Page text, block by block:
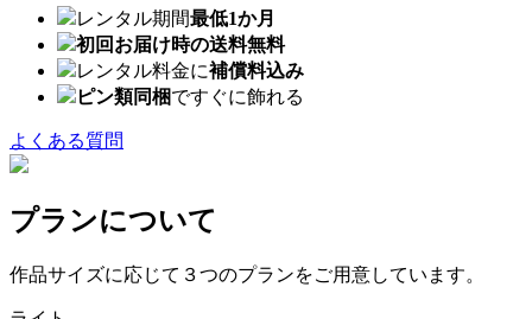
レンタル期間最低1か月
初回お届け時の送料無料
レンタル料金に補償料込み
ピン類同梱ですぐに飾れる
よくある質問
プランについて
作品サイズに応じて３つのプランをご用意しています。